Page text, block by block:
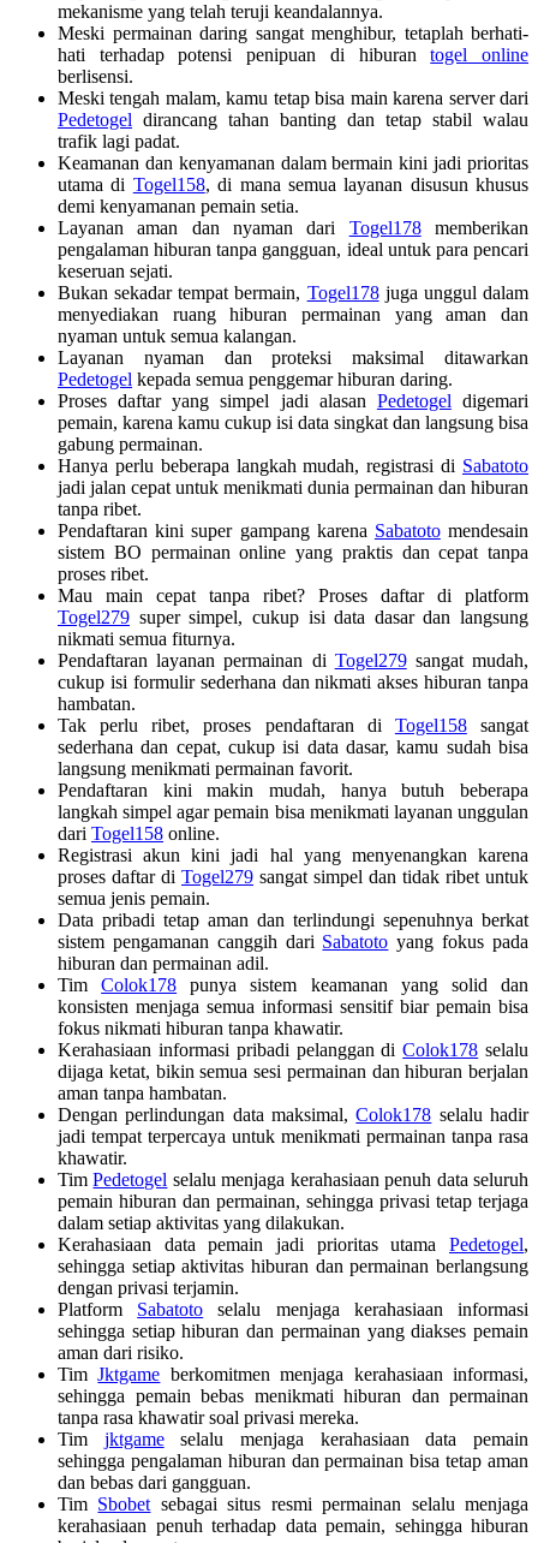
mekanisme yang telah teruji keandalannya.
Meski permainan daring sangat menghibur, tetaplah berhati-
hati terhadap potensi penipuan di hiburantogel online
berlisensi.
Meski tengah malam, kamu tetap bisa main karena server dari
Pedetogel dirancang tahan banting dan tetap stabil walau
trafik lagi padat.
Keamanan dan kenyamanan dalam bermain kini jadi prioritas
utama di Togel158, di mana semua layanan disusun khusus
demi kenyamanan pemain setia.
Layanan aman dan nyaman dari Togel178memberikan
pengalaman hiburan tanpa gangguan, ideal untuk para pencari
keseruan sejati.
Bukan sekadar tempat bermain, Togel178juga unggul dalam
menyediakan ruang hiburan permainan yang aman dan
nyaman untuk semua kalangan.
Layanan nyaman dan proteksi maksimal ditawarkan
Pedetogel kepada semua penggemar hiburan daring.
Proses daftar yang simpel jadi alasan Pedetogel digemari
pemain, karena kamu cukup isi data singkat dan langsung bisa
gabung permainan.
Hanya perlu beberapa langkah mudah, registrasi di Sabatoto
jadi jalan cepat untuk menikmati dunia permainan dan hiburan
tanpa ribet.
Pendaftaran kini super gampang karena Sabatotomendesain
sistem BO permainan online yang praktis dan cepat tanpa
proses ribet.
Mau main cepat tanpa ribet? Proses daftar di platform
Togel279 super simpel, cukup isi data dasar dan langsung
nikmati semua fiturnya.
Pendaftaran layanan permainan di Togel279sangat mudah,
cukup isi formulir sederhana dan nikmati akses hiburan tanpa
hambatan.
Tak perlu ribet, proses pendaftaran di Togel158sangat
sederhana dan cepat, cukup isi data dasar, kamu sudah bisa
langsung menikmati permainan favorit.
Pendaftaran kini makin mudah, hanya butuh beberapa
langkah simpel agar pemain bisa menikmati layanan unggulan
dari Togel158 online.
Registrasi akun kini jadi hal yang menyenangkan karena
proses daftar di Togel279 sangat simpel dan tidak ribet untuk
semua jenis pemain.
Data pribadi tetap aman dan terlindungi sepenuhnya berkat
sistem pengamanan canggih dari Sabatoto yang fokus pada
hiburan dan permainan adil.
TimColok178 punya sistem keamanan yang solid dan
konsisten menjaga semua informasi sensitif biar pemain bisa
fokus nikmati hiburan tanpa khawatir.
Kerahasiaan informasi pribadi pelanggan diColok178 selalu
dijaga ketat, bikin semua sesi permainan dan hiburan berjalan
aman tanpa hambatan.
Dengan perlindungan data maksimal,Colok178 selalu hadir
jadi tempat terpercaya untuk menikmati permainan tanpa rasa
khawatir.
TimPedetogel selalu menjaga kerahasiaan penuh data seluruh
pemain hiburan dan permainan, sehingga privasi tetap terjaga
dalam setiap aktivitas yang dilakukan.
Kerahasiaan data pemain jadi prioritas utama Pedetogel,
sehingga setiap aktivitas hiburan dan permainan berlangsung
dengan privasi terjamin.
Platform Sabatoto selalu menjaga kerahasiaan informasi
sehingga setiap hiburan dan permainan yang diakses pemain
aman dari risiko.
TimJktgame berkomitmen menjaga kerahasiaan informasi,
sehingga pemain bebas menikmati hiburan dan permainan
tanpa rasa khawatir soal privasi mereka.
Tim jktgameselalu menjaga kerahasiaan data pemain
sehingga pengalaman hiburan dan permainan bisa tetap aman
dan bebas dari gangguan.
Tim Sbobet sebagai situs resmi permainan selalu menjaga
kerahasiaan penuh terhadap data pemain, sehingga hiburan